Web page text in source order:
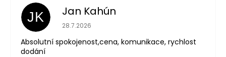
JK Jan Kahún
Hodnocení obchodu je 5 z 5 hvězdiček.
28.7.2026
Absolutní spokojenost,cena, komunikace, rychlost
dodání